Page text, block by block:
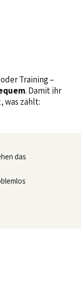
Training –
. Damit ihr
was zählt:
das